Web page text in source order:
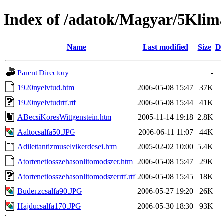
Index of /adatok/Magyar/
Name Last modified Size
Parent Directory
-
1920nyelvtud.htm
2006-05-08 15:47
37K
1920nyelvtudrtf.rtf
2006-05-08 15:44
41K
ABecsiKoresWittgenstein.htm
2005-11-14 19:18 2.8K
Aaltocsalfa50.JPG
2006-06-11 11:07
44K
Adilettantizmuselvikerdesei.htm
2005-02-02 10:00 5.4K
Atortenetiosszehasonlitomodszer.htm 2006-05-08 15:47
29K
Atortenetiosszehasonlitomodszerrtf.rtf 2006-05-08 15:45
18K
Budenzcsalfa90.JPG
2006-05-27 19:20
26K
Hajducsalfa170.JPG
2006-05-30 18:30
93K